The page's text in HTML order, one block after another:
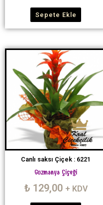
Sepete Ekle
Canlı saksı Çiçek : 6221
Guzmanya Çiçeği
₺ 129,00 + KDV